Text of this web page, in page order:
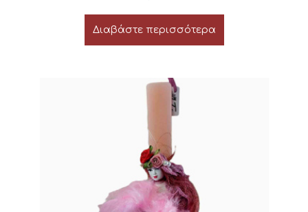
Διαβάστε περισσότερα